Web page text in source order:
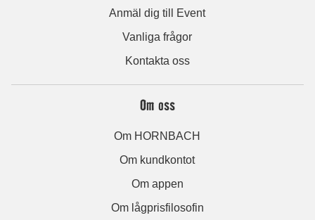
Anmäl dig till Event
Vanliga frågor
Kontakta oss
Om oss
Om HORNBACH
Om kundkontot
Om appen
Om lågprisfilosofin